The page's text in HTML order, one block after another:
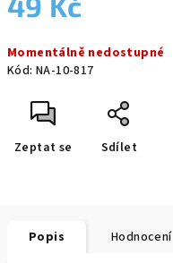
cena:
Momentálně nedostupné
Kód: NA-10-817
Zeptat se Sdílet
Popis Hodnocení